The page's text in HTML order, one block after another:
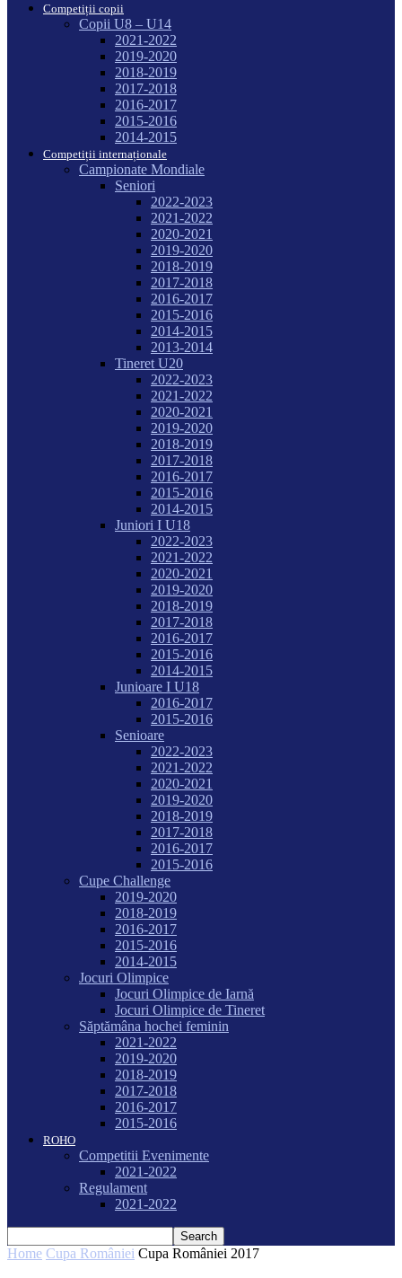
Competiții copii
Copii U8 – U14
2021-2022
2019-2020
2018-2019
2017-2018
2016-2017
2015-2016
2014-2015
Competiții internaționale
Campionate Mondiale
Seniori
2022-2023
2021-2022
2020-2021
2019-2020
2018-2019
2017-2018
2016-2017
2015-2016
2014-2015
2013-2014
Tineret U20
2022-2023
2021-2022
2020-2021
2019-2020
2018-2019
2017-2018
2016-2017
2015-2016
2014-2015
Juniori I U18
2022-2023
2021-2022
2020-2021
2019-2020
2018-2019
2017-2018
2016-2017
2015-2016
2014-2015
Junioare I U18
2016-2017
2015-2016
Senioare
2022-2023
2021-2022
2020-2021
2019-2020
2018-2019
2017-2018
2016-2017
2015-2016
Cupe Challenge
2019-2020
2018-2019
2016-2017
2015-2016
2014-2015
Jocuri Olimpice
Jocuri Olimpice de Iarnă
Jocuri Olimpice de Tineret
Săptămâna hochei feminin
2021-2022
2019-2020
2018-2019
2017-2018
2016-2017
2015-2016
ROHO
Competitii Evenimente
2021-2022
Regulament
2021-2022
Home Cupa României Cupa României 2017